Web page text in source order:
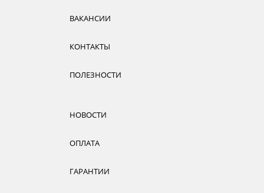
ВАКАНСИИ
КОНТАКТЫ
ПОЛЕЗНОСТИ
НОВОСТИ
ОПЛАТА
ГАРАНТИИ